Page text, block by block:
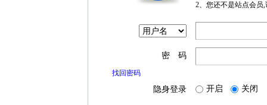
2、您还不是站点会员
密 码
找回密码
隐身登录 开启 关闭